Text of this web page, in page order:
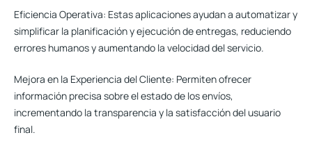
Eficiencia Operativa: Estas aplicaciones ayudan a automatizar y
simplificar la planificación y ejecución de entregas, reduciendo
errores humanos y aumentando la velocidad del servicio.
Mejora en la Experiencia del Cliente: Permiten ofrecer
información precisa sobre el estado de los envíos,
incrementando la transparencia y la satisfacción del usuario
final.